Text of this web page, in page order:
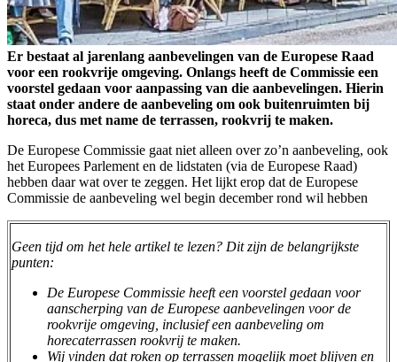
Er bestaat al jarenlang aanbevelingen van de Europese Raad
voor een rookvrije omgeving. Onlangs heeft de Commissie een
voorstel gedaan voor aanpassing van die aanbevelingen. Hierin
staat onder andere de aanbeveling om ook buitenruimten bij
horeca, dus met name de terrassen, rookvrij te maken.
De Europese Commissie gaat niet alleen over zo’n aanbeveling, ook
het Europees Parlement en de lidstaten (via de Europese Raad)
hebben daar wat over te zeggen. Het lijkt erop dat de Europese
Commissie de aanbeveling wel begin december rond wil hebben
Geen tijd om het hele artikel te lezen? Dit zijn de belangrijkste
punten:
De Europese Commissie heeft een voorstel gedaan voor
aanscherping van de Europese aanbevelingen voor de
rookvrije omgeving, inclusief een aanbeveling om
horecaterrassen rookvrij te maken.
Wij vinden dat roken op terrassen mogelijk moet blijven en